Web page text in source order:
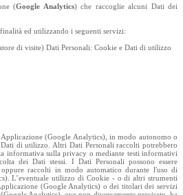
(Google Analytics) che raccoglie alcuni Dati dei
ed utilizzando i seguenti servizi:
di visite) Dati Personali: Cookie e Dati di utilizzo
(Google Analytics), in modo autonomo o
di utilizzo. Altri Dati Personali raccolti potrebbero
informativa sulla privacy o mediante testi informativi
dei Dati stessi. I Dati Personali possono essere
raccolti in modo automatico durante l'uso di
L’eventuale utilizzo di Cookie - o di altri strumenti
(Google Analytics) o dei titolari dei servizi